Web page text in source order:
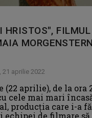
HRISTOS",
aprilie 2022
(22 aprilie), de la ora
cele mai mari
producţia care i-a
de filmare să